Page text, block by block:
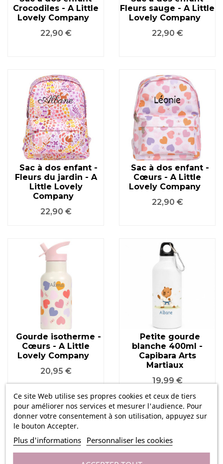
Ce site Web utilise ses propres cookies et ceux de tiers
pour améliorer nos services et mesurer l'audience. Pour
donner votre consentement à son utilisation, appuyez sur
le bouton Accepter.
Plus d'informations Personnaliser les cookies
Crocodiles - A Little
Lovely Company
Prix
22,90 €
Fleurs sauge - A Little
Lovely Company
Prix
22,90 €
Sac à dos enfant -
Fleurs du jardin - A
Little Lovely
Company
Prix
22,90 €
Sac à dos enfant -
Cœurs - A Little
Lovely Company
Prix
22,90 €
Gourde isotherme -
Cœurs - A Little
Lovely Company
Prix
20,95 €
Petite gourde
blanche 400ml -
Capibara Arts
Martiaux
Prix
19,99 €